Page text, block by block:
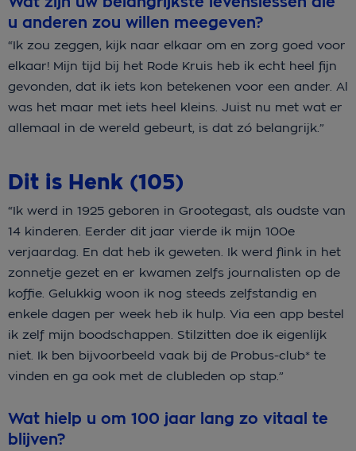
u anderen zou willen meegeven?
“Ik zou zeggen, kijk naar elkaar om en zorg goed voor
elkaar! Mijn tijd bij het Rode Kruis heb ik echt heel fijn
gevonden, dat ik iets kon betekenen voor een ander. Al
was het maar met iets heel kleins. Juist nu met wat er
allemaal in de wereld gebeurt, is dat zó belangrijk.”
Dit is Henk (105)
“Ik werd in 1925 geboren in Grootegast, als oudste van
14 kinderen. Eerder dit jaar vierde ik mijn 100e
verjaardag. En dat heb ik geweten. Ik werd flink in het
zonnetje gezet en er kwamen zelfs journalisten op de
koffie. Gelukkig woon ik nog steeds zelfstandig en
enkele dagen per week heb ik hulp. Via een app bestel
ik zelf mijn boodschappen. Stilzitten doe ik eigenlijk
niet. Ik ben bijvoorbeeld vaak bij de Probus-club* te
vinden en ga ook met de clubleden op stap.”
Wat hielp u om 100 jaar lang zo vitaal te
blijven?